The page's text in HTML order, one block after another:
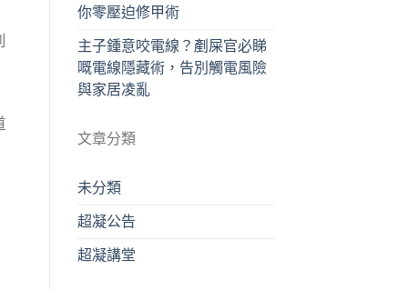
你零壓迫修甲術
主子鍾意咬電線？剷屎官必睇
嘅電線隱藏術，告別觸電風險
與家居凌亂
文章分類
未分類
超凝公告
超凝講堂